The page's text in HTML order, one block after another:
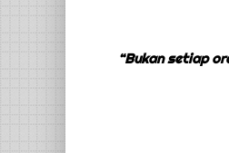
“Bukan setiap